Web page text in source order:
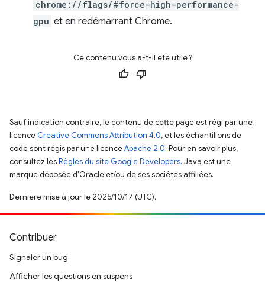
chrome://flags/#force-high-performance-
gpu et en redémarrant Chrome.
Ce contenu vous a-t-il été utile ?
Sauf indication contraire, le contenu de cette page est régi par une
licence Creative Commons Attribution 4.0, et les échantillons de
code sont régis par une licenceApache 2.0. Pour en savoir plus,
consultez lesRègles du site Google Developers. Java est une
marque déposée d'Oracle et/ou de ses sociétés affiliées.
Dernière mise à jour le 2025/10/17 (UTC).
Contribuer
Signaler un bug
Afficher les questions en suspens